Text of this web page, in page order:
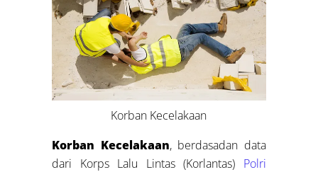
Korban Kecelakaan
Korban Kecelakaan, berdasadan data
dari Korps Lalu Lintas (Korlantas) Polri